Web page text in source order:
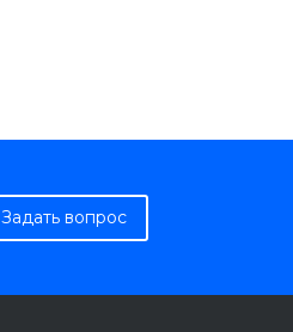
Задать вопрос